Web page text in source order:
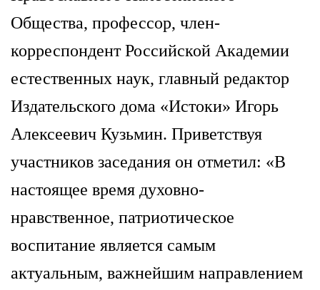
Общества, профессор, член-
корреспондент Российской Академии
естественных наук, главный редактор
Издательского дома «Истоки» Игорь
Алексеевич Кузьмин. Приветствуя
участников заседания он отметил: «В
настоящее время духовно-
нравственное, патриотическое
воспитание является самым
актуальным, важнейшим направлением